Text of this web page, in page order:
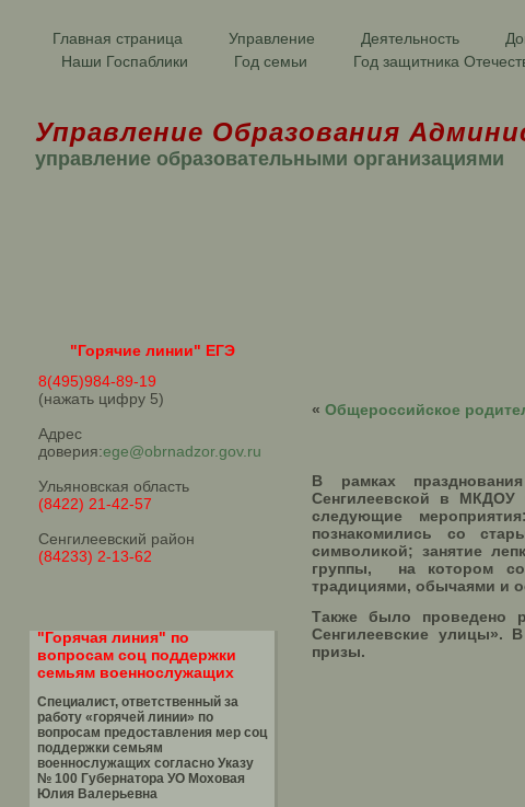
Главная страница Управление Деятельность
Наши Госпаблики
Год семьи Год защитника
Управление Образования
управление образовательными организациями
"Горячие линии" ЕГЭ
8(495)984-89-19
(нажать цифру 5)
Адрес
доверия:ege@obrnadzor.gov.ru
Ульяновская область
(8422) 21-42-57
Сенгилеевский район
(84233) 2-13-62
"Горячая линия" по
вопросам соц поддержки
семьям военнослужащих
Специалист, ответственный за
работу «горячей линии» по
вопросам предоставления мер соц
поддержки семьям
военнослужащих согласно Указу
№ 100 Губернатора УО Моховая
Юлия Валерьевна
«Общероссийское
В рамках
Сенгилеевской в МКДОУ
следующие
познакомились со
символикой; занятие
группы, на котором
традициями, обычаями и
Также было проведено
Сенгилеевские улицы».
призы.